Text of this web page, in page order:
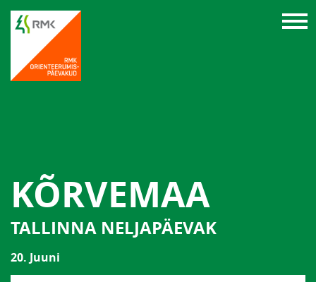
KÕRVEMAA
TALLINNA NELJAPÄEVAK
20. Juuni